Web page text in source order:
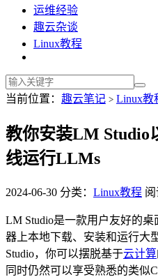
运维经验
趣云杂谈
Linux教程
当前位置： 趣云笔记 > Linux教
教你安装LM Studio
线运行LLMs
2024-06-30 分类： Linux教程 阅
LM Studio是一款用户友好的
器上本地下载、安装和运行大
Studio，你可以摆脱基于云计算
同时仍然可以享受熟悉的类似